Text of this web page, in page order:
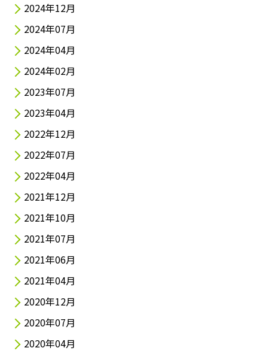
2024年12月
2024年07月
2024年04月
2024年02月
2023年07月
2023年04月
2022年12月
2022年07月
2022年04月
2021年12月
2021年10月
2021年07月
2021年06月
2021年04月
2020年12月
2020年07月
2020年04月